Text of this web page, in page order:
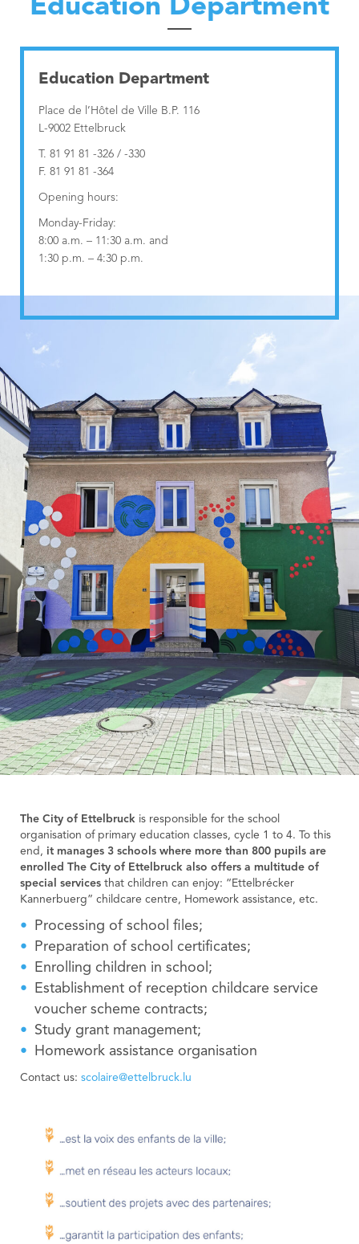
Nordstad
Publications
Municipal Agents and Rural Guards department
Technical Services
Governance Department
Industrial services
Neighbourhood Mediation
Contact
Visiteur
Education Department
Education Department
Place de l’Hôtel de Ville B.P. 116
L-9002 Ettelbruck
T. 81 91 81 -326 / -330
F. 81 91 81 -364
Opening hours:
Monday-Friday:
8:00 a.m. – 11:30 a.m. and
1:30 p.m. – 4:30 p.m.
The City of Ettelbruck is responsible for the school
organisation of primary education classes, cycle 1 to 4. To this
end, it manages 3 schools where more than 800 pupils are
enrolled The City of Ettelbruck also offers a multitude of
special services that children can enjoy: “Ettelbrécker
Kannerbuerg” childcare centre, Homework assistance, etc.
Processing of school files;
Preparation of school certificates;
Enrolling children in school;
Establishment of reception childcare service
voucher scheme contracts;
Study grant management;
Homework assistance organisation
Contact us: scolaire@ettelbruck.lu